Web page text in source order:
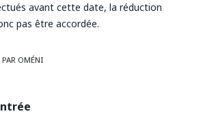
avant cette date, la réduction
pas être accordée.
PAR OMÉNI